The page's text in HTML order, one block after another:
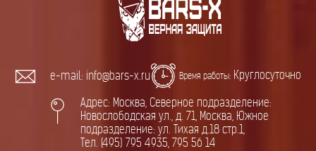
e-mail: info@bars-x.ru Время работы: Круглосуточно
Адрес: Москва, Северное подразделение:
Новослободская ул., д. 71, Москва, Южное
подразделение: ул. Тихая д.18 стр.1,
Тел. (495) 795 4935, 795 56 14